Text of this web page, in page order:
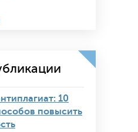
10
повысить